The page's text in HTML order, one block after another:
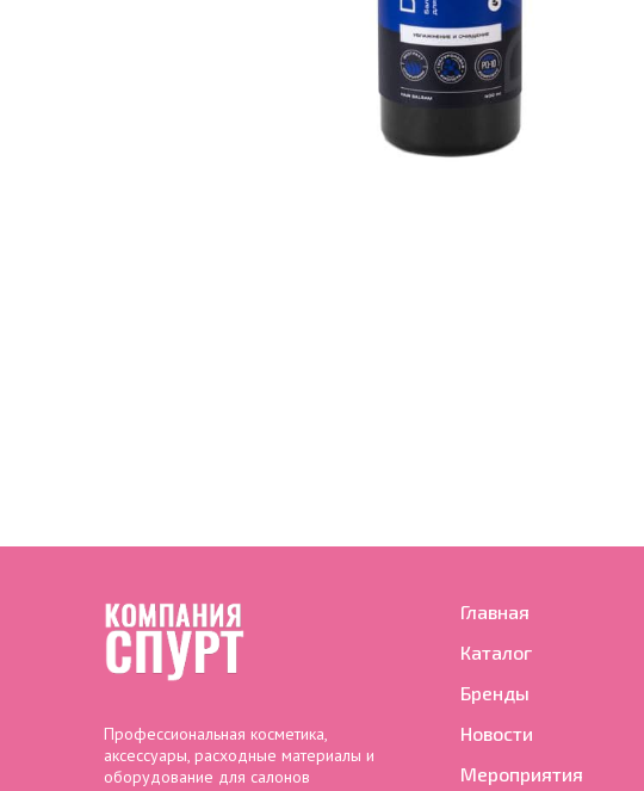
Профессиональная косметика,
аксессуары, расходные материалы и
оборудование для салонов
Главная
Каталог
Бренды
Новости
Мероприятия